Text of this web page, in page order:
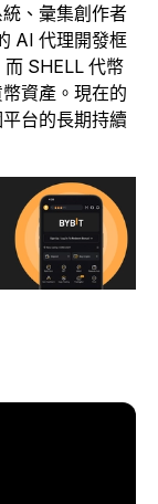
、彙集創作者
AI 代理開發框
SHELL 代幣
資產。現在的
台的長期持續